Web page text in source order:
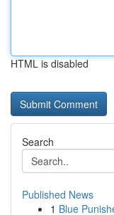
HTML is disabled
Search
Published News
1 Blue